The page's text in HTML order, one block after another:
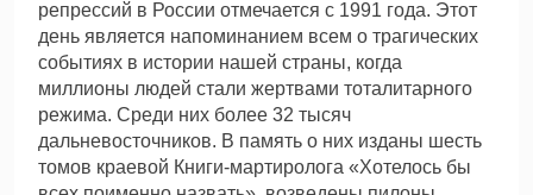
репрессий в России отмечается с 1991 года. Этот
день является напоминанием всем о трагических
событиях в истории нашей страны, когда
миллионы людей стали жертвами тоталитарного
режима. Среди них более 32 тысяч
дальневосточников. В память о них изданы шесть
томов краевой Книги-мартиролога «Хотелось бы